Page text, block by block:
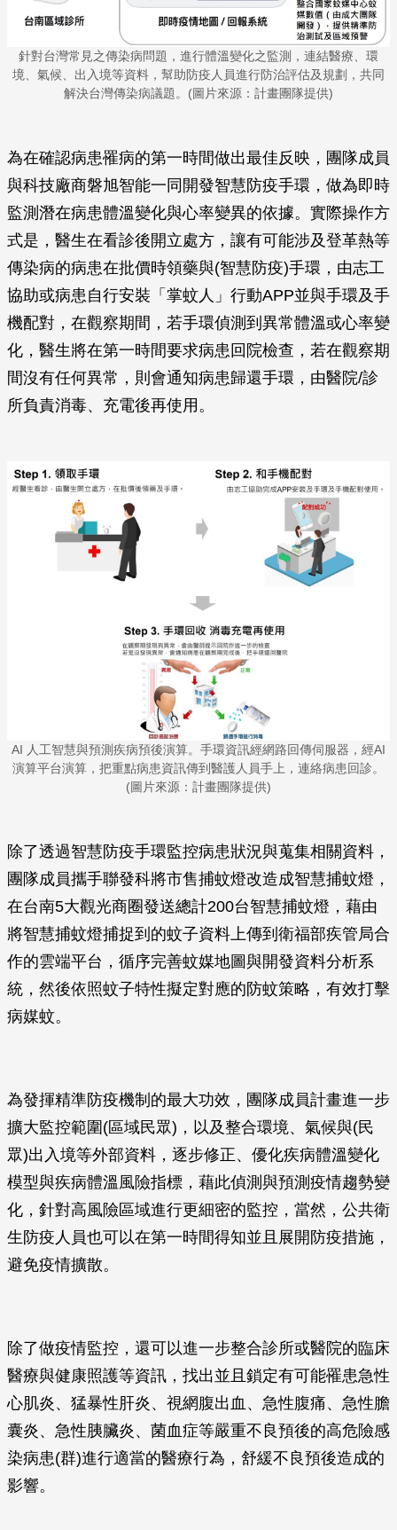
針對台灣常見之傳染病問題，進行體溫變化之監測，連結醫療、環
境、氣候、出入境等資料，幫助防疫人員進行防治評估及規劃，共同
解決台灣傳染病議題。(圖片來源：計畫團隊提供)
為在確認病患罹病的第一時間做出最佳反映，團隊成員
與科技廠商磐旭智能一同開發智慧防疫手環，做為即時
監測潛在病患體溫變化與心率變異的依據。實際操作方
式是，醫生在看診後開立處方，讓有可能涉及登革熱等
傳染病的病患在批價時領藥與(智慧防疫)手環，由志工
協助或病患自行安裝「掌蚊人」行動APP並與手環及手
機配對，在觀察期間，若手環偵測到異常體溫或心率變
化，醫生將在第一時間要求病患回院檢查，若在觀察期
間沒有任何異常，則會通知病患歸還手環，由醫院/診
所負責消毒、充電後再使用。
AI 人工智慧與預測疾病預後演算。手環資訊經網路回傳伺服器，經AI
演算平台演算，把重點病患資訊傳到醫護人員手上，連絡病患回診。
(圖片來源：計畫團隊提供)
除了透過智慧防疫手環監控病患狀況與蒐集相關資料，
團隊成員攜手聯發科將市售捕蚊燈改造成智慧捕蚊燈，
在台南5大觀光商圈發送總計200台智慧捕蚊燈，藉由
將智慧捕蚊燈捕捉到的蚊子資料上傳到衛福部疾管局合
作的雲端平台，循序完善蚊媒地圖與開發資料分析系
統，然後依照蚊子特性擬定對應的防蚊策略，有效打擊
病媒蚊。
為發揮精準防疫機制的最大功效，團隊成員計畫進一步
擴大監控範圍(區域民眾)，以及整合環境、氣候與(民
眾)出入境等外部資料，逐步修正、優化疾病體溫變化
模型與疾病體溫風險指標，藉此偵測與預測疫情趨勢變
化，針對高風險區域進行更細密的監控，當然，公共衛
生防疫人員也可以在第一時間得知並且展開防疫措施，
避免疫情擴散。
除了做疫情監控，還可以進一步整合診所或醫院的臨床
醫療與健康照護等資訊，找出並且鎖定有可能罹患急性
心肌炎、猛暴性肝炎、視網腹出血、急性腹痛、急性膽
囊炎、急性胰臟炎、菌血症等嚴重不良預後的高危險感
染病患(群)進行適當的醫療行為，舒緩不良預後造成的
影響。